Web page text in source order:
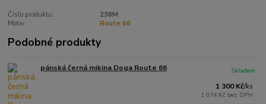
Číslo produktu:
236M
Motiv:
Route 66
Podobné produkty
pánská černá mikina Doga Route 66
1 300 Kč/ks
1 074 Kč bez DPH
Skladem